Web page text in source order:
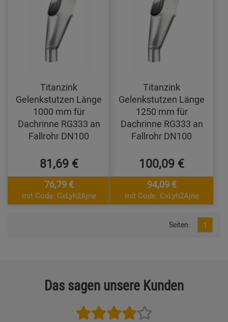
Titanzink
Gelenkstutzen Länge
1000 mm für
Dachrinne RG333 an
Fallrohr DN100
81,69 €
76,79 €
mit Code: CxLyh2Ajne
Titanzink
Gelenkstutzen Länge
1250 mm für
Dachrinne RG333 an
Fallrohr DN100
100,09 €
94,09 €
mit Code: CxLyh2Ajne
Seiten: 1
Das sagen unsere Kunden